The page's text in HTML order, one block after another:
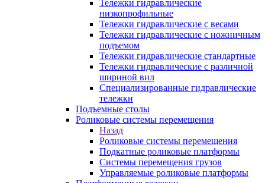
Тележки гидравлические
низкопрофильные
Тележки гидравлические с весами
Тележки гидравлические с ножничным
подъемом
Тележки гидравлические стандартные
Тележки гидравлические с различной
шириной вил
Специализированные гидравлические
тележки
Подъемные столы
Роликовые системы перемещения
Назад
Роликовые системы перемещения
Подкатные роликовые платформы
Системы перемещения грузов
Управляемые роликовые платформы